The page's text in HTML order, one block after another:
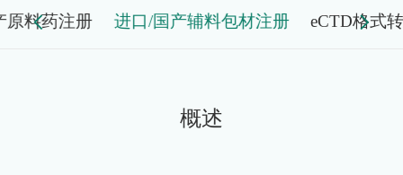
原料药注册 进口/国产辅料包材注册 eCTD格式
概述